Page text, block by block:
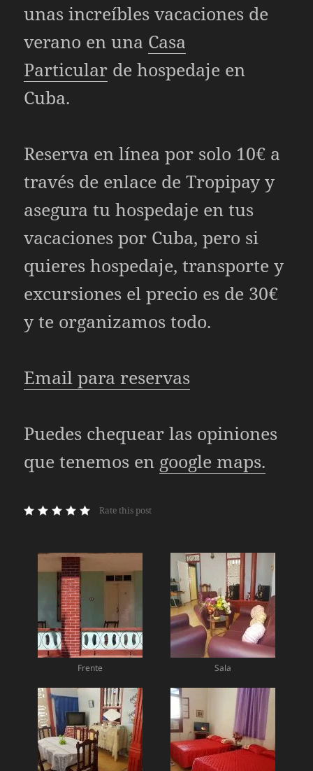
unas increíbles vacaciones de
verano en una Casa
Particular de hospedaje en
Cuba.
Reserva en línea por solo 10€ a
través de enlace de Tropipay y
asegura tu hospedaje en tus
vacaciones por Cuba, pero si
quieres hospedaje, transporte y
excursiones el precio es de 30€
y te organizamos todo.
Email para reservas
Puedes chequear las opiniones
que tenemos en google maps.
Rate this post
Frente Sala